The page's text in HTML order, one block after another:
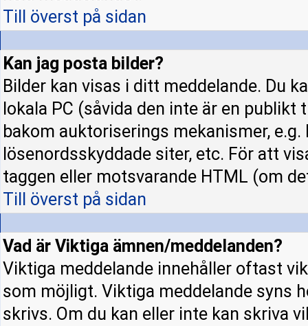
Till överst på sidan
Kan jag posta bilder?
Bilder kan visas i ditt meddelande. Du
lokala PC (såvida den inte är en
bakom auktoriserings mekanismer,
lösenordsskyddade siter, etc. För att
taggen eller motsvarande HTML (om
Till överst på sidan
Vad är Viktiga ämnen/meddelanden?
Viktiga meddelande innehåller oftast
som möjligt. Viktiga meddelande syns
skrivs. Om du kan eller inte kan skriva